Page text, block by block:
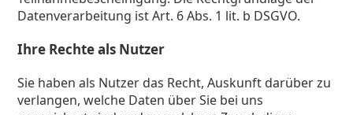
Datenverarbeitung ist Art. 6 Abs. 1 lit. b DSGVO.
Ihre Rechte als Nutzer
Sie haben als Nutzer das Recht, Auskunft darüber zu
verlangen, welche Daten über Sie bei uns